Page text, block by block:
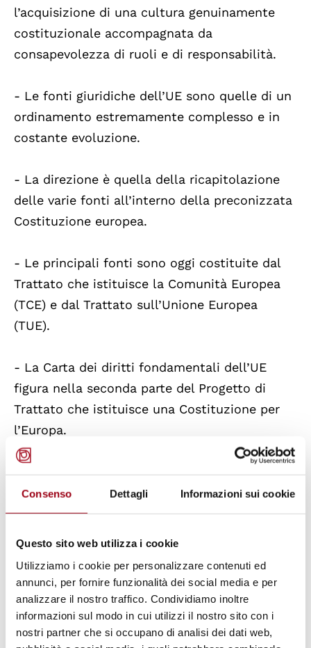
Consenso Dettagli Informazioni sui cookie
Questo sito web utilizza i cookie
Utilizziamo i cookie per personalizzare contenuti ed
annunci, per fornire funzionalità dei social media e per
analizzare il nostro traffico. Condividiamo inoltre
informazioni sul modo in cui utilizzi il nostro sito con i
nostri partner che si occupano di analisi dei dati web,
l’acquisizione di una cultura genuinamente
costituzionale accompagnata da
consapevolezza di ruoli e di responsabilità.
- Le fonti giuridiche dell’UE sono quelle di un
ordinamento estremamente complesso e in
costante evoluzione.
- La direzione è quella della ricapitolazione
delle varie fonti all’interno della preconizzata
Costituzione europea.
- Le principali fonti sono oggi costituite dal
Trattato che istituisce la Comunità Europea
(TCE) e dal Trattato sull’Unione Europea
(TUE).
- La Carta dei diritti fondamentali dell’UE
figura nella seconda parte del Progetto di
Trattato che istituisce una Costituzione per
l’Europa.
- Sommario
- Editoriale
- Cittadinanza europea
- I diritti di cittadinanza
- Non discriminazione
- Asilo e immigrazione
- La partecipazione dei cittadini